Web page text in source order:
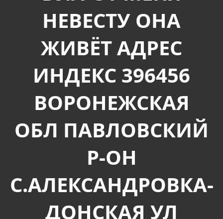
НЕВЕСТУ ОНА
ЖИВЁТ АДРЕС
ИНДЕКС 396456
ВОРОНЕЖСКАЯ
ОБЛ ПАВЛОВСКИЙ
Р-ОН
С.АЛЕКСАНДРОВКА-
ДОНСКАЯ УЛ